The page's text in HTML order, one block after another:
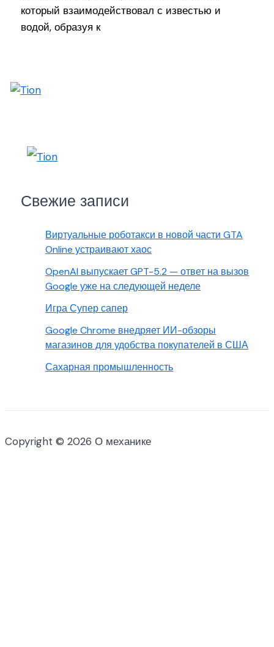
который взаимодействовал с известью и
водой, образуя к
Свежие записи
Виртуальные роботакси в новой части GTA
Online устраивают хаос
OpenAI выпускает GPT-5.2 — ответ на вызов
Google уже на следующей неделе
Игра Супер сапер
Google Chrome внедряет ИИ-обзоры
магазинов для удобства покупателей в США
Сахарная промышленность
Copyright © 2026 О механике